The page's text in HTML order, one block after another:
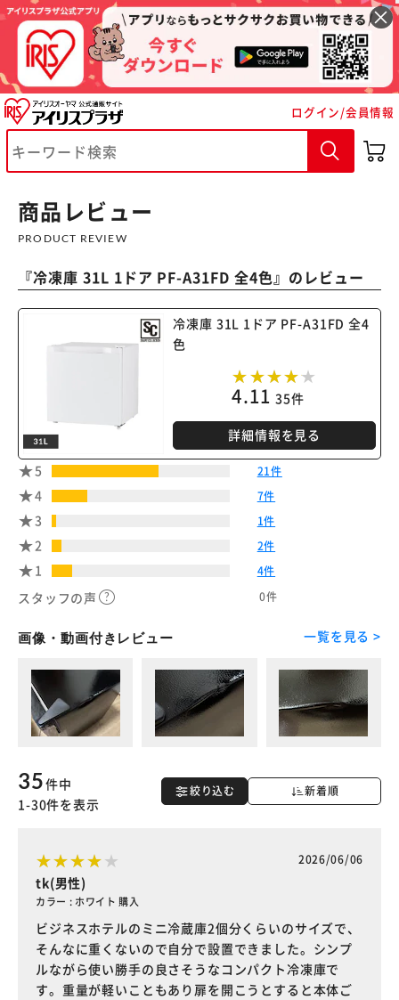
ログイン/会員情報
商品レビュー
PRODUCT REVIEW
『冷凍庫 31L 1ドア PF-A31FD 全4色』のレビュー
冷凍庫 31L 1ドア PF-A31FD 全4
色
4.11 35件
詳細情報を見る
5 21件
4 7件
3 1件
2 2件
1 4件
スタッフの声 0件
画像・動画付きレビュー 一覧を見る >
絞り込む 新着順
35件中
1-30件を表示
2026/06/06
tk(男性)
カラー : ホワイト 購入
ビジネスホテルのミニ冷蔵庫2個分くらいのサイズで、
そんなに重くないので自分で設置できました。シンプ
ルながら使い勝手の良さそうなコンパクト冷凍庫で
す。重量が軽いこともあり扉を開こうとすると本体ご
※ご確認ください
購入手続きへ